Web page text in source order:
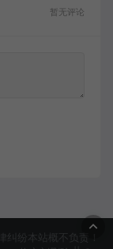
暂无评论
纷本站概不负责！